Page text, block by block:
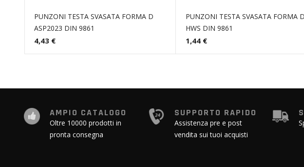
PUNZONI TESTA SVASATA FORMA D
ASP2023 DIN 9861
4,43 €
PUNZONI TESTA SVASATA FORMA
HWS DIN 9861
1,44 €
AMPIO CATALOGO
Oltre 10000 prodotti in
pronta consegna
SUPPORTO RAPIDO
Assistenza pre e post
vendita sui tuoi acquisti